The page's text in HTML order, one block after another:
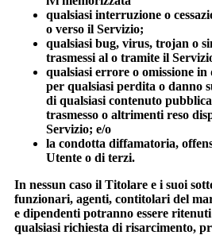
qualsiasi interruzione o
o verso il Servizio;
qualsiasi bug, virus, trojan o
trasmessi al o tramite il
qualsiasi errore o omissione in
per qualsiasi perdita o danno
di qualsiasi contenuto
trasmesso o altrimenti reso
Servizio; e/o
la condotta diffamatoria,
Utente o di terzi.
In nessun caso il Titolare e i suoi
funzionari, agenti, contitolari del
e dipendenti potranno essere
qualsiasi richiesta di risarcimento,